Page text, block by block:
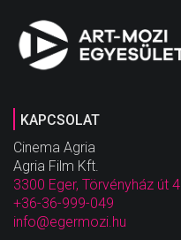
KAPCSOLAT
Cinema Agria
Agria Film Kft.
3300 Eger, Törvényház út 4
+36-36-999-049
info@egermozi.hu